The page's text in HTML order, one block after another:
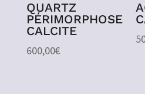
QUARTZ
PÉRIMORPHOSE
CALCITE
600,00€